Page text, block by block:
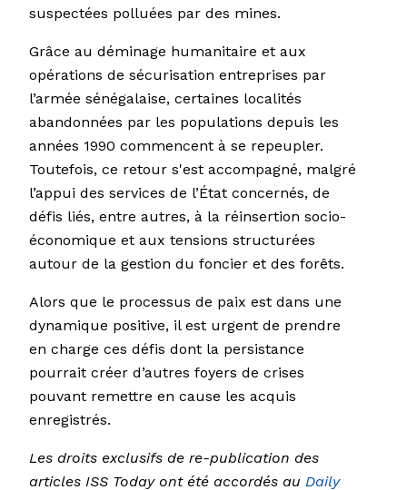
suspectées polluées par des mines.
Grâce au déminage humanitaire et aux
opérations de sécurisation entreprises par
l’armée sénégalaise, certaines localités
abandonnées par les populations depuis les
années 1990 commencent à se repeupler.
Toutefois, ce retour s'est accompagné, malgré
l’appui des services de l’État concernés, de
défis liés, entre autres, à la réinsertion socio-
économique et aux tensions structurées
autour de la gestion du foncier et des forêts.
Alors que le processus de paix est dans une
dynamique positive, il est urgent de prendre
en charge ces défis dont la persistance
pourrait créer d’autres foyers de crises
pouvant remettre en cause les acquis
enregistrés.
Les droits exclusifs de re-publication des
articles ISS Today ont été accordés au Daily